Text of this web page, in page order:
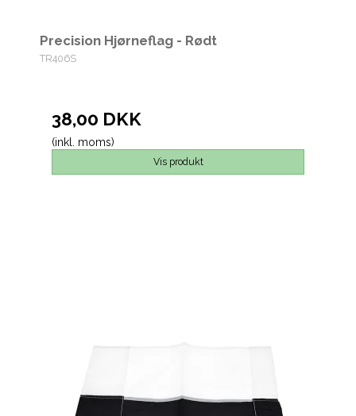
Precision Hjørneflag - Rødt
TR406S
38,00 DKK
(inkl. moms)
Vis produkt